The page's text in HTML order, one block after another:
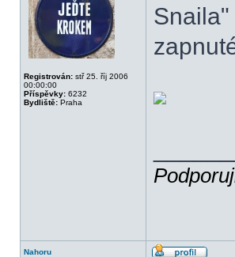
Registrován: stř 25. říj 2006
00:00:00
Příspěvky: 6232
Bydliště: Praha
Snaila"
Nahoru